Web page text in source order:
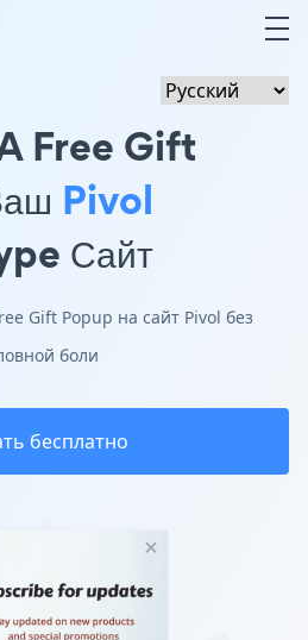
A Free Gift
Pivol
Сайт
Gift Popup на сайт Pivol без
боли
бесплатно